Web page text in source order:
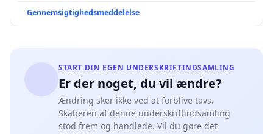
Gennemsigtighedsmeddelelse
START DIN EGEN UNDERSKRIFTINDSAMLING
Er der noget, du vil ændre?
Ændring sker ikke ved at forblive tavs.
Skaberen af denne underskriftindsamling
stod frem og handlede. Vil du gøre det